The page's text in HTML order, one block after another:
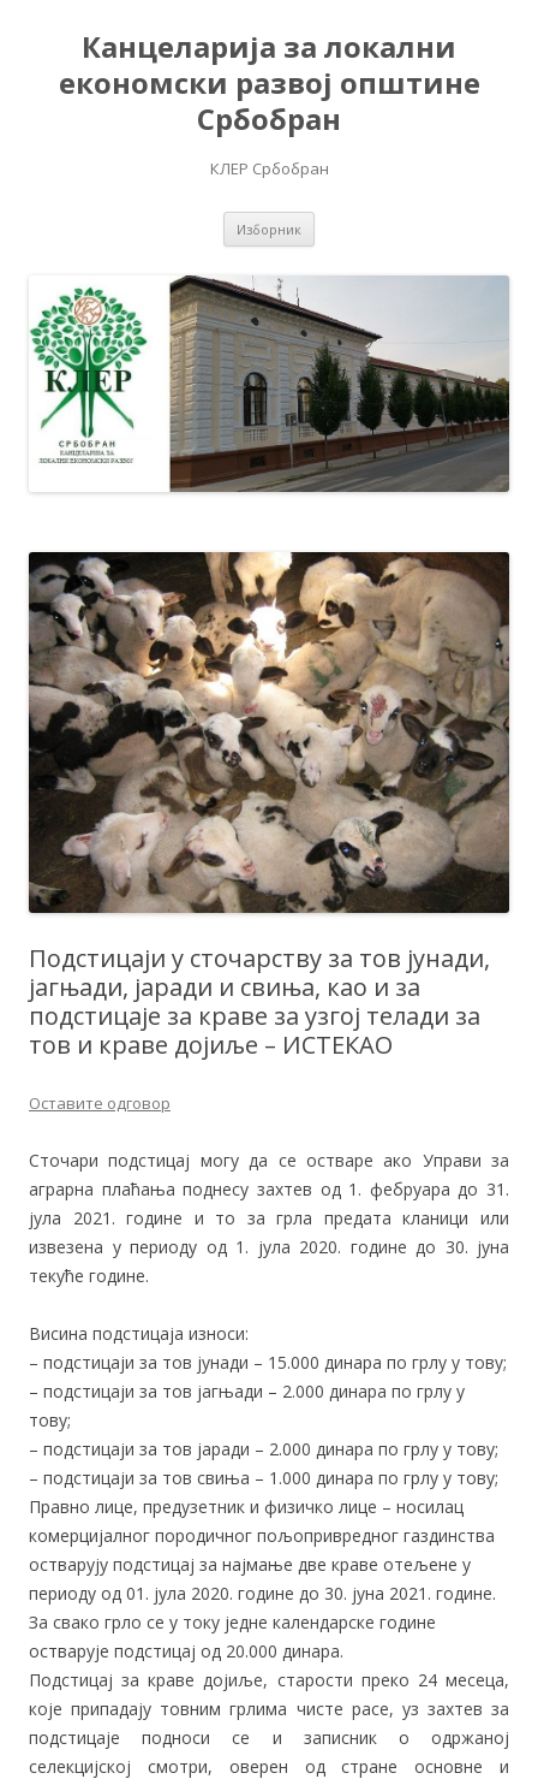
Канцеларија за локални
економски развој општине
Србобран
КЛЕР Србобран
Изборник
Подстицаји у сточарству за тов јунади,
јагњади, јаради и свиња, као и за
подстицаје за краве за узгој телади за
тов и краве дојиље – ИСТЕКАО
Оставите одговор
Сточари подстицај могу да се остваре ако Управи за
аграрна плаћања поднесу захтев oд 1. фебруара до 31.
јула 2021. године и то за грла предата кланици или
извезена у периоду од 1. јула 2020. године до 30. јуна
текуће године.
Висина подстицаја износи:
– подстицаји за тов јунади – 15.000 динара по грлу у тову;
– подстицаји за тов јагњади – 2.000 динара по грлу у
тову;
– подстицаји за тов јаради – 2.000 динара по грлу у тову;
– подстицаји за тов свиња – 1.000 динара по грлу у тову;
Правно лице, предузетник и физичко лице – носилац
комерцијалног породичног пољопривредног газдинства
остварују подстицај за најмање две краве отељене у
периоду од 01. јула 2020. године до 30. јуна 2021. године.
За свако грло се у току једне календарске године
остварује подстицај од 20.000 динара.
Подстицај за краве дојиље, старости преко 24 месеца,
које припадају товним грлима чисте расе, уз захтев за
подстицаје подноси се и записник о одржаној
селекцијској смотри, оверен од стране основне и